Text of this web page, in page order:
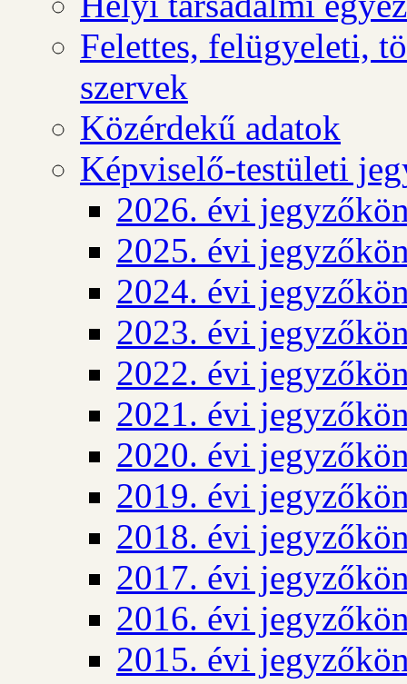
Felettes, felügyeleti,
szervek
Közérdekű adatok
Képviselő-testületi
2026. évi
2025. évi
2024. évi
2023. évi
2022. évi
2021. évi
2020. évi
2019. évi
2018. évi
2017. évi
2016. évi
2015. évi